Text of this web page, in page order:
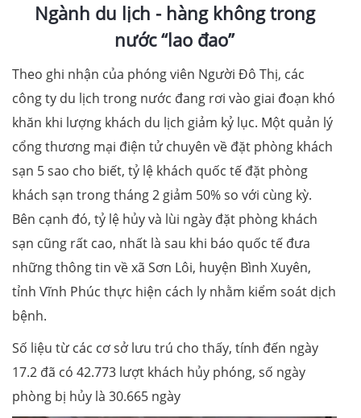
Ngành du lịch - hàng không trong
nước “lao đao”
Theo ghi nhận của phóng viên Người Đô Thị, các
công ty du lịch trong nước đang rơi vào giai đoạn khó
khăn khi lượng khách du lịch giảm kỷ lục. Một quản lý
cổng thương mại điện tử chuyên về đặt phòng khách
sạn 5 sao cho biết, tỷ lệ khách quốc tế đặt phòng
khách sạn trong tháng 2 giảm 50% so với cùng kỳ.
Bên cạnh đó, tỷ lệ hủy và lùi ngày đặt phòng khách
sạn cũng rất cao, nhất là sau khi báo quốc tế đưa
những thông tin về xã Sơn Lôi, huyện Bình Xuyên,
tỉnh Vĩnh Phúc thực hiện cách ly nhằm kiểm soát dịch
bệnh.
Số liệu từ các cơ sở lưu trú cho thấy, tính đến ngày
17.2 đã có 42.773 lượt khách hủy phóng, số ngày
phòng bị hủy là 30.665 ngày